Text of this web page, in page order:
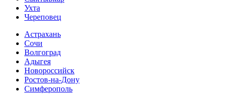
Ухта
Череповец
Астрахань
Сочи
Волгоград
Адыгея
Новороссийск
Ростов-на-Дону
Симферополь